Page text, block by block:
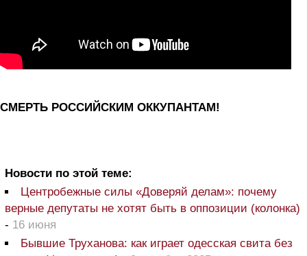
СМЕРТЬ РОССИЙСКИМ ОККУПАНТАМ!
Новости по этой теме:
Центробежные силы «Доверяй делам»: почему
верные депутаты не хотят быть в оппозиции (колонка)
- 16 июня
Бывшие Труханова: как играет одесская свита без